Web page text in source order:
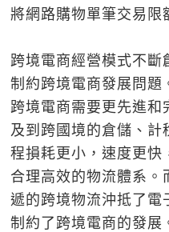
將網路購物單筆交易限
跨境電商經營模式不斷
制約跨境電商發展問題
跨境電商需要更先進和
及到跨國境的倉儲、計
程損耗更小，速度更快
合理高效的物流體系。
遞的跨境物流沖抵了電
制約了跨境電商的發展